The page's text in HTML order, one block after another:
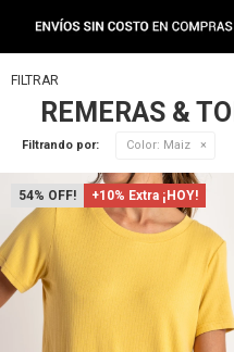
REMERAS &
Filtrando por: Color: Maiz
54 +10% Extra ¡HOY!